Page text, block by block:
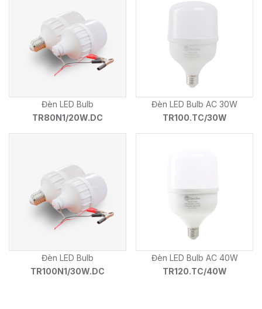
Đèn LED Bulb
TR80N1/20W.DC
Đèn LED Bulb AC 30W
TR100.TC/30W
Đèn LED Bulb
TR100N1/30W.DC
Đèn LED Bulb AC 40W
TR120.TC/40W